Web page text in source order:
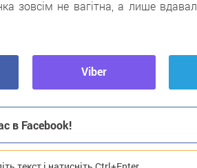
зовсім не вагітна, а лише
Viber
в Facebook!